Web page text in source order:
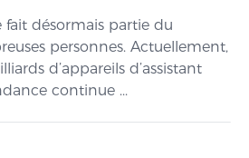
fait désormais partie du
personnes. Actuellement,
d’appareils d’assistant
continue ...